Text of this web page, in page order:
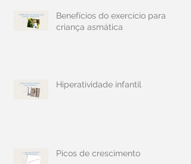
Benefícios do exercício para
criança asmática
Hiperatividade infantil
Picos de crescimento